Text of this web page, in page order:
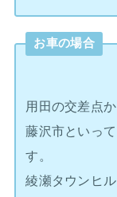
お車の場合
用田の交差点
藤沢市といっ
す。
綾瀬タウンヒ